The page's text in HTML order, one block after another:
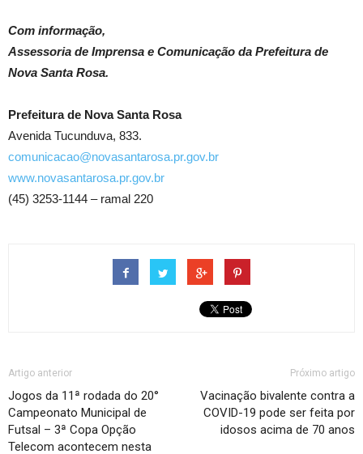
Com informação,
Assessoria de Imprensa e Comunicação da Prefeitura de
Nova Santa Rosa.
Prefeitura de Nova Santa Rosa
Avenida Tucunduva, 833.
comunicacao@novasantarosa.pr.gov.br
www.novasantarosa.pr.gov.br
(45) 3253-1144 – ramal 220
Artigo anterior
Jogos da 11ª rodada do 20°
Campeonato Municipal de
Futsal – 3ª Copa Opção
Telecom acontecem nesta
Próximo artigo
Vacinação bivalente contra a
COVID-19 pode ser feita por
idosos acima de 70 anos